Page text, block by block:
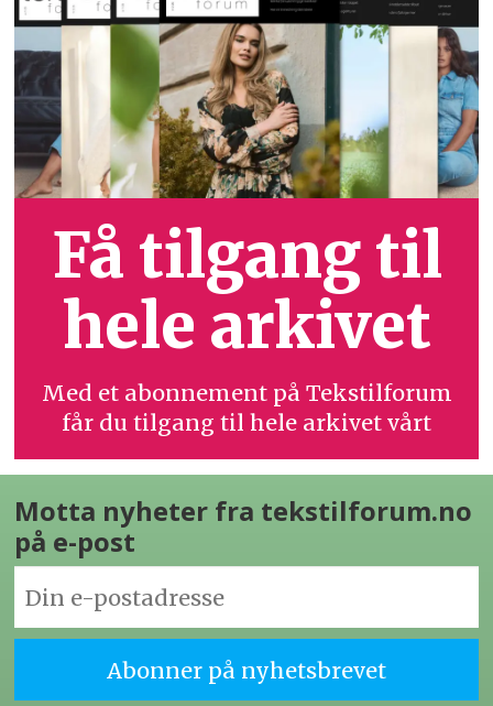
Få tilgang til
hele arkivet
Med et abonnement på Tekstilforum
får du tilgang til hele arkivet vårt
Motta nyheter fra tekstilforum.no
på e-post